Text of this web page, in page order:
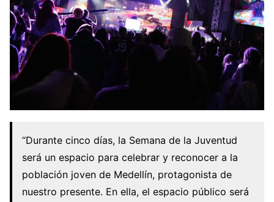
“Durante cinco días, la Semana de la Juventud
será un espacio para celebrar y reconocer a la
población joven de Medellín, protagonista de
nuestro presente. En ella, el espacio público será